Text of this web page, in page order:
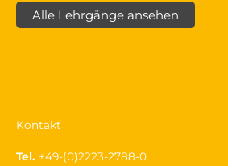
Alle Lehrgänge ansehen
Kontakt
Tel. +49-(0)2223-2788-0